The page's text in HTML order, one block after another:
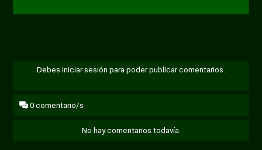
Debes iniciar sesión para poder publicar comentarios.
0 comentario/s
No hay comentarios todavía.